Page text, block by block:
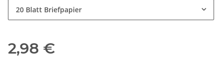
20 Blatt Briefpapier
2,98 €